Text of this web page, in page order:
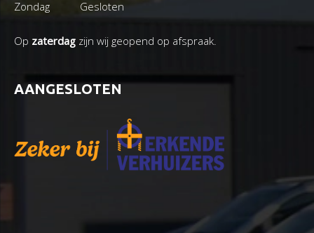
Zondag Gesloten
Op zaterdag zijn wij geopend op afspraak.
AANGESLOTEN